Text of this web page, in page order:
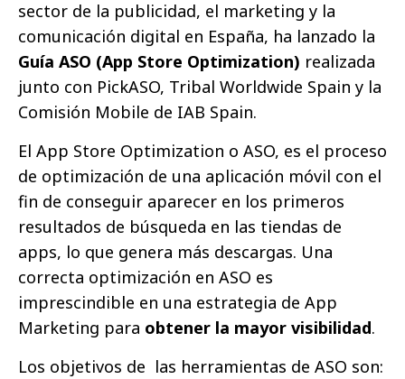
sector de la publicidad, el marketing y la
comunicación digital en España, ha lanzado la
Guía ASO (App Store Optimization) realizada
junto con PickASO, Tribal Worldwide Spain y la
Comisión Mobile de IAB Spain.
El App Store Optimization o ASO, es el proceso
de optimización de una aplicación móvil con el
fin de conseguir aparecer en los primeros
resultados de búsqueda en las tiendas de
apps, lo que genera más descargas. Una
correcta optimización en ASO es
imprescindible en una estrategia de App
Marketing para obtener la mayor visibilidad.
Los objetivos de las herramientas de ASO son: